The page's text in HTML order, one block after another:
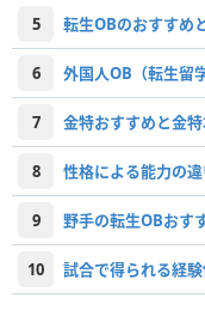
5 転生OBのおすすめ
6 外国人OB（転生留
7 金特おすすめと金
8 性格による能力の
9 野手の転生OBおす
10 試合で得られる経